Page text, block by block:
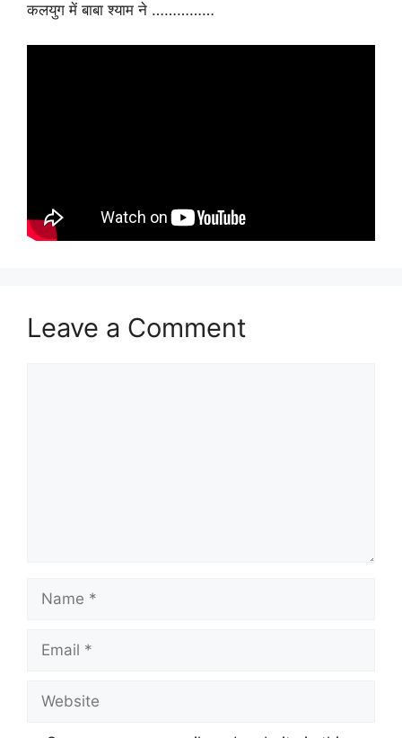
कलयुग में बाबा श्याम ने ……………
Leave a Comment